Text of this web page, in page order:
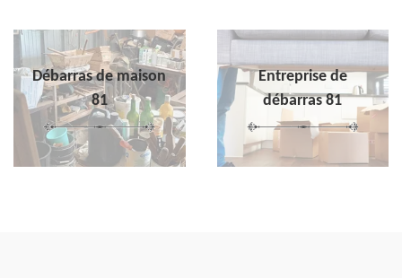
Débarras de maison
81
Entreprise de
débarras 81